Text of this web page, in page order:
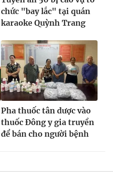
chức "bay lắc" tại quán
karaoke Quỳnh Trang
Pha thuốc tân dược vào
thuốc Đông y gia truyền
để bán cho người bệnh